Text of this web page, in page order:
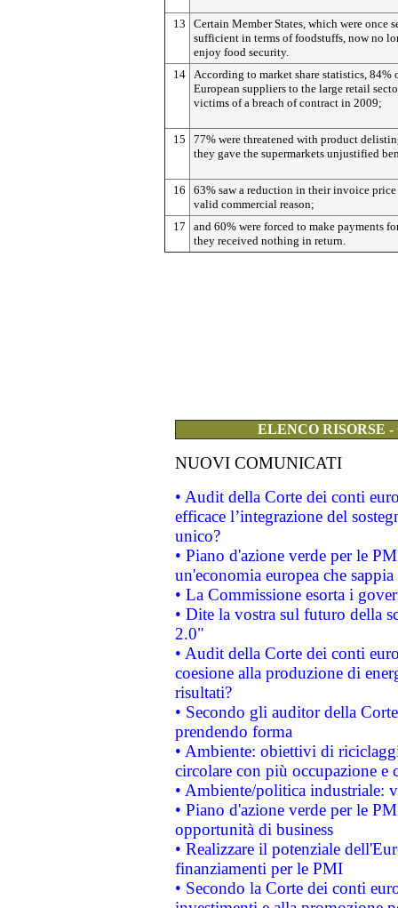
13
Certain Member States, which were once
sufficient in terms of foodstuffs, now no
enjoy food security.
14 According to market share statistics, 84%
European suppliers to the large retail
victims of a breach of contract in 2009;
15
77% were threatened with product
they gave the supermarkets unjustified
16
63% saw a reduction in their invoice
valid commercial reason;
17
and 60% were forced to make payments
they received nothing in return.
ELENCO RISORSE
NUOVI COMUNICATI
• Audit della Corte dei conti
efficace l’integrazione del
unico?
• Piano d'azione verde per le
un'economia europea che
• La Commissione esorta i
• Dite la vostra sul futuro della
2.0"
• Audit della Corte dei conti
coesione alla produzione di
risultati?
• Secondo gli auditor della
prendendo forma
• Ambiente: obiettivi di
circolare con più occupazione e
• Ambiente/politica industriale:
• Piano d'azione verde per le
opportunità di business
• Realizzare il potenziale
finanziamenti per le PMI
• Secondo la Corte dei conti